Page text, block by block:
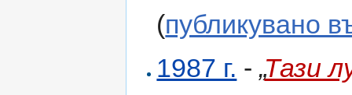
(публикувано
1987 г. -„Тази